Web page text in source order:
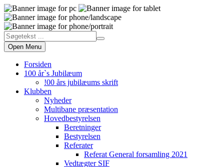
Open Menu
Forsiden
100 år`s Jubilæum
!00 års jubilæums skrift
Klubben
Nyheder
Multibane præsentation
Hovedbestyrelsen
Beretninger
Bestyrelsen
Referater
Referat General forsamling 2021
Vedtægter SIF